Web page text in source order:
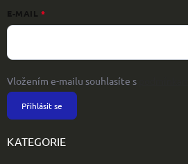
E-MAIL
Vložením e-mailu souhlasíte s
Přihlásit se
KATEGORIE